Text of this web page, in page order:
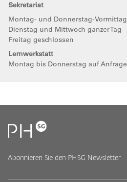
Sekretariat
Montag- und Donnerstag-Vormittag
Dienstag und Mittwoch ganzer Tag
Freitag geschlossen
Lernwerkstatt
Montag bis Donnerstag auf Anfrage
Abonnieren Sie den PHSG Newsletter